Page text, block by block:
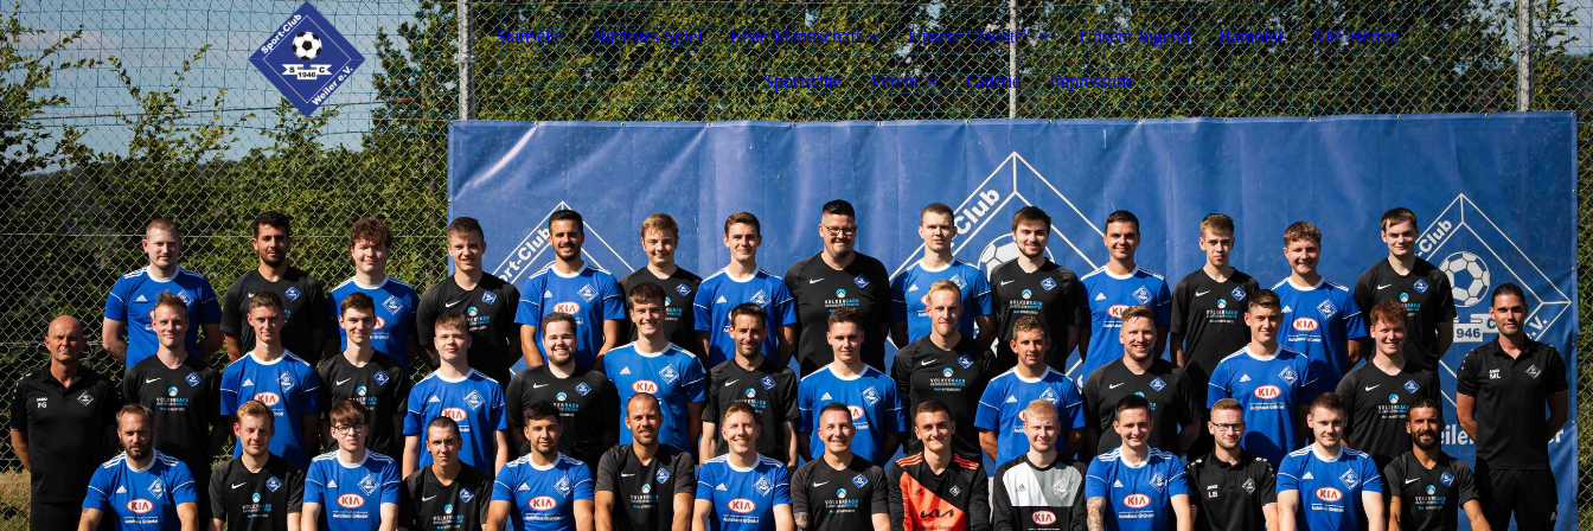
Startseite Nächstes Spiel Erste Mannschaft Unsere "Zwote" Unsere Jugend Bambini Alte Herren
Sportstätte Verein Galerie Impressum